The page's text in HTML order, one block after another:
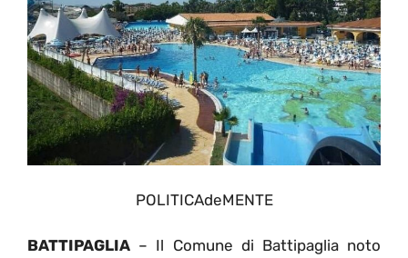
POLITICAdeMENTE
BATTIPAGLIA – Il Comune di Battipaglia noto